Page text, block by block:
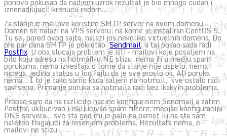
iznenadjujuci! krenucu redom…
Za slanje e-mailove koristim SMTP server na ovom domenu.
Domen se nalazi na VPS serveru, na kome je instaliran CentOS 5.
Tu se, pored ovog sajta, nalazi jos nekoliko virtuelnih domena. Do
pre par dana SMTP je pokretaoSendmail, a taj posao sada radi
Postfix. U oba slucaja problem je isti – mailovi koje posaljem na
bilo koju adresu na hotmail-u NE stizu, nema ih u medju spam
porukama, nema izvestaja o tome da slanje nije uspelo, nema
nicega, jedino status u log fajlu da je sve proslo ok. Ali poruka
nema… I to je tako samo kada saljem na hotmail, sve ostalo radi
savrseno. Primanje poruka sa hotmaila radi bez ikakvih problema.
Probao sam da na razlicite nacine konfigurisem Sendmail a zatim
Postfix, ukljucivao i iskljucivao spam filtere, menjao konfiguraciju
DNS servera… sve sta god mi je palo na pamet ili na sta sam
naleteo tragajuci za resenjem problema. Rezultata nema, e-
mailovi ne stizu.